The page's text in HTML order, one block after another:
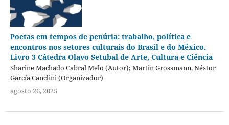
Poetas em tempos de penúria: trabalho, política e
encontros nos setores culturais do Brasil e do México.
Livro 3 Cátedra Olavo Setubal de Arte, Cultura e Ciência
Sharine Machado Cabral Melo (Autor); Martin Grossmann, Néstor
García Canclini (Organizador)
agosto 26, 2025